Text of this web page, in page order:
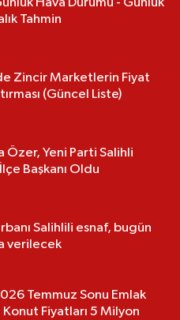
Hava Durumu - Günlük
Tahmin
Zincir Marketlerin Fiyat
(Güncel Liste)
Özer, Yeni Parti Salihli
Başkanı Oldu
Salihlili esnaf, bugün
verilecek
Temmuz Sonu Emlak
Konut Fiyatları 5 Milyon